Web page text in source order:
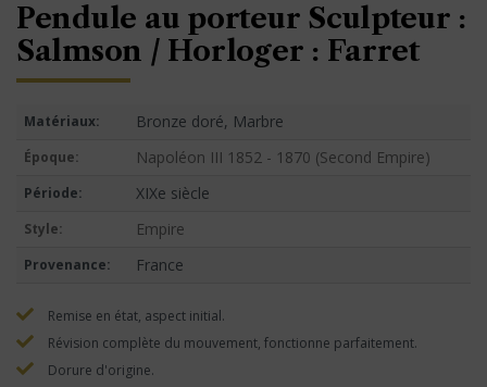
Pendule au porteur Sculpteur :
Salmson / Horloger : Farret
Matériaux: Bronze doré, Marbre
Époque: Napoléon III 1852 - 1870 (Second Empire)
Période: XIXe siècle
Style: Empire
Provenance: France
Remise en état, aspect initial.
Révision complète du mouvement, fonctionne parfaitement.
Dorure d'origine.